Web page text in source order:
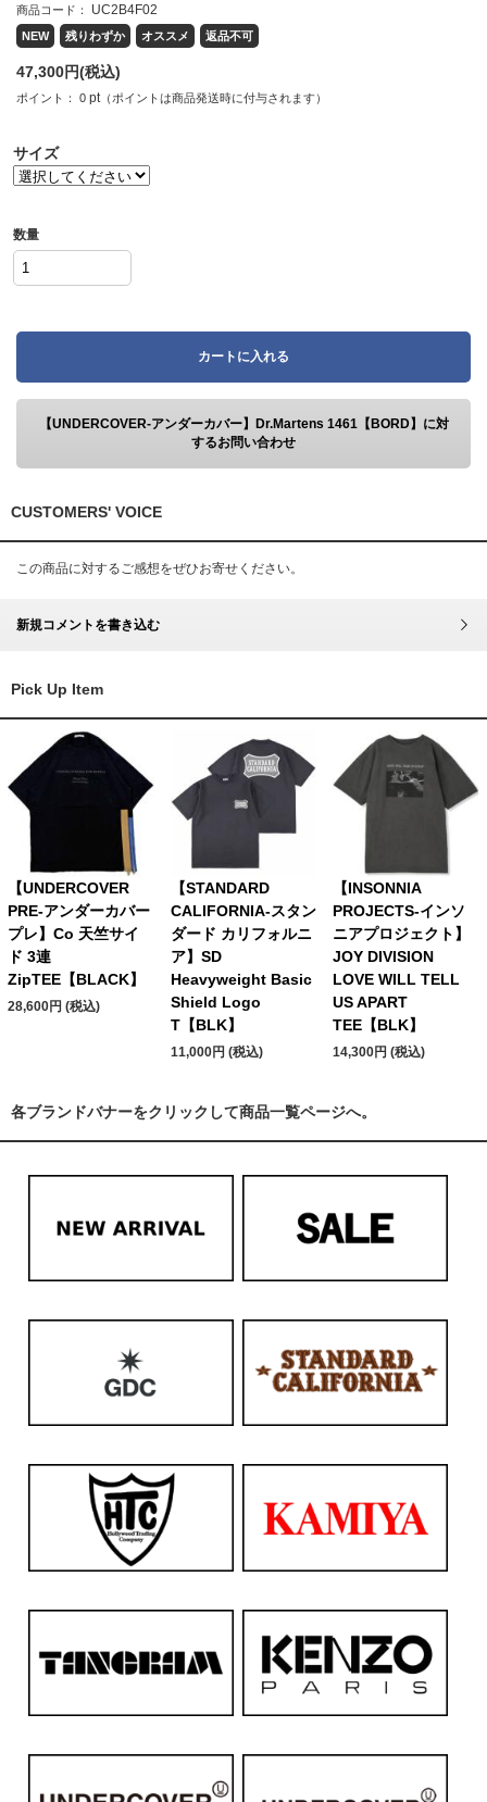
商品コード： UC2B4F02
NEW 残りわずか オススメ 返品不可
47,300円(税込)
ポイント： 0 pt （ポイントは商品発送時に付与されます）
サイズ
数量
カートに入れる
【UNDERCOVER-アンダーカバー】Dr.Martens 1461【BORD】に対
するお問い合わせ
CUSTOMERS' VOICE
この商品に対するご感想をぜひお寄せください。
新規コメントを書き込む
Pick Up Item
【UNDERCOVER
PRE-アンダーカバー
プレ】Co 天竺サイ
ド 3連
ZipTEE【BLACK】
28,600円 (税込)
【STANDARD
CALIFORNIA-スタン
ダード カリフォルニ
ア】SD
Heavyweight Basic
Shield Logo
T【BLK】
11,000円 (税込)
【INSONNIA
PROJECTS-インソ
ニアプロジェクト】
JOY DIVISION
LOVE WILL TELL
US APART
TEE【BLK】
14,300円 (税込)
各ブランドバナーをクリックして商品一覧ページへ。